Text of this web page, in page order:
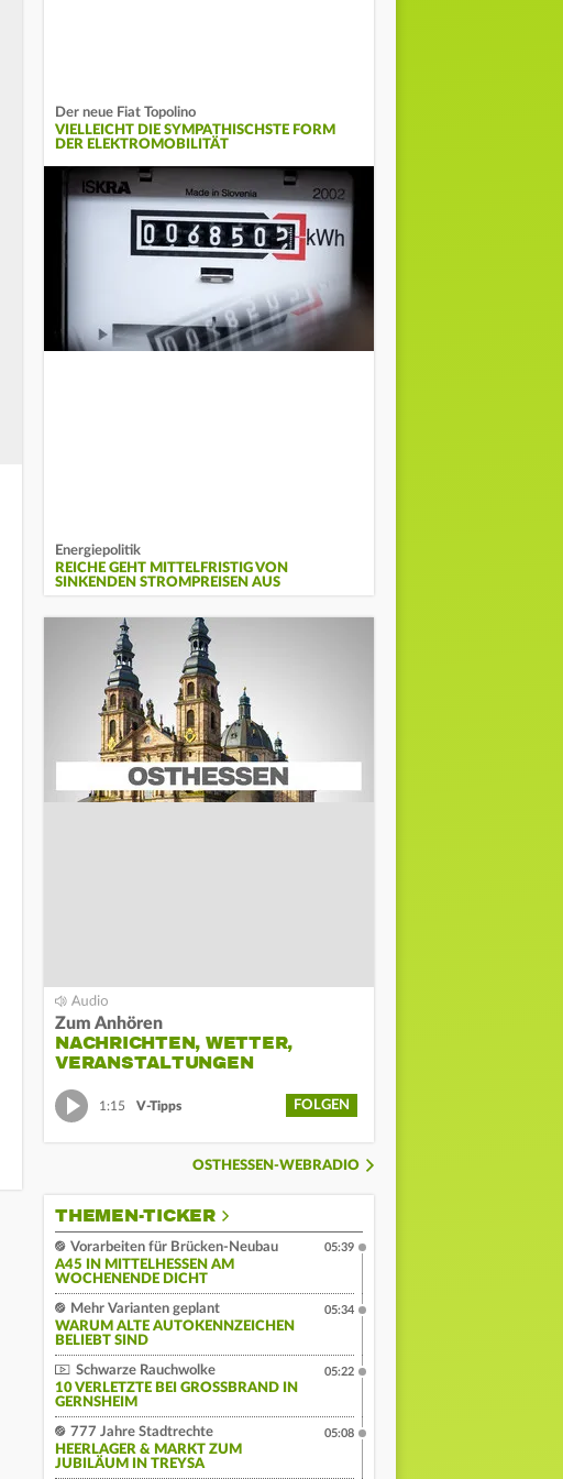
Der neue Fiat Topolino
VIELLEICHT DIE SYMPATHISCHSTE FORM
DER ELEKTROMOBILITÄT
Energiepolitik
REICHE GEHT MITTELFRISTIG VON
SINKENDEN STROMPREISEN AUS
Zum Anhören
NACHRICHTEN, WETTER,
VERANSTALTUNGEN
1:15 V-Tipps FOLGEN
OSTHESSEN-WEBRADIO
THEMEN-TICKER
Vorarbeiten für Brücken-Neubau
A45 IN MITTELHESSEN AM
WOCHENENDE DICHT
05:39
Mehr Varianten geplant
WARUM ALTE AUTOKENNZEICHEN
BELIEBT SIND
05:34
Schwarze Rauchwolke
10 VERLETZTE BEI GROSSBRAND IN G
ERNSHEIM
05:22
777 Jahre Stadtrechte
HEERLAGER & MARKT ZUM
JUBILÄUM IN TREYSA
05:08